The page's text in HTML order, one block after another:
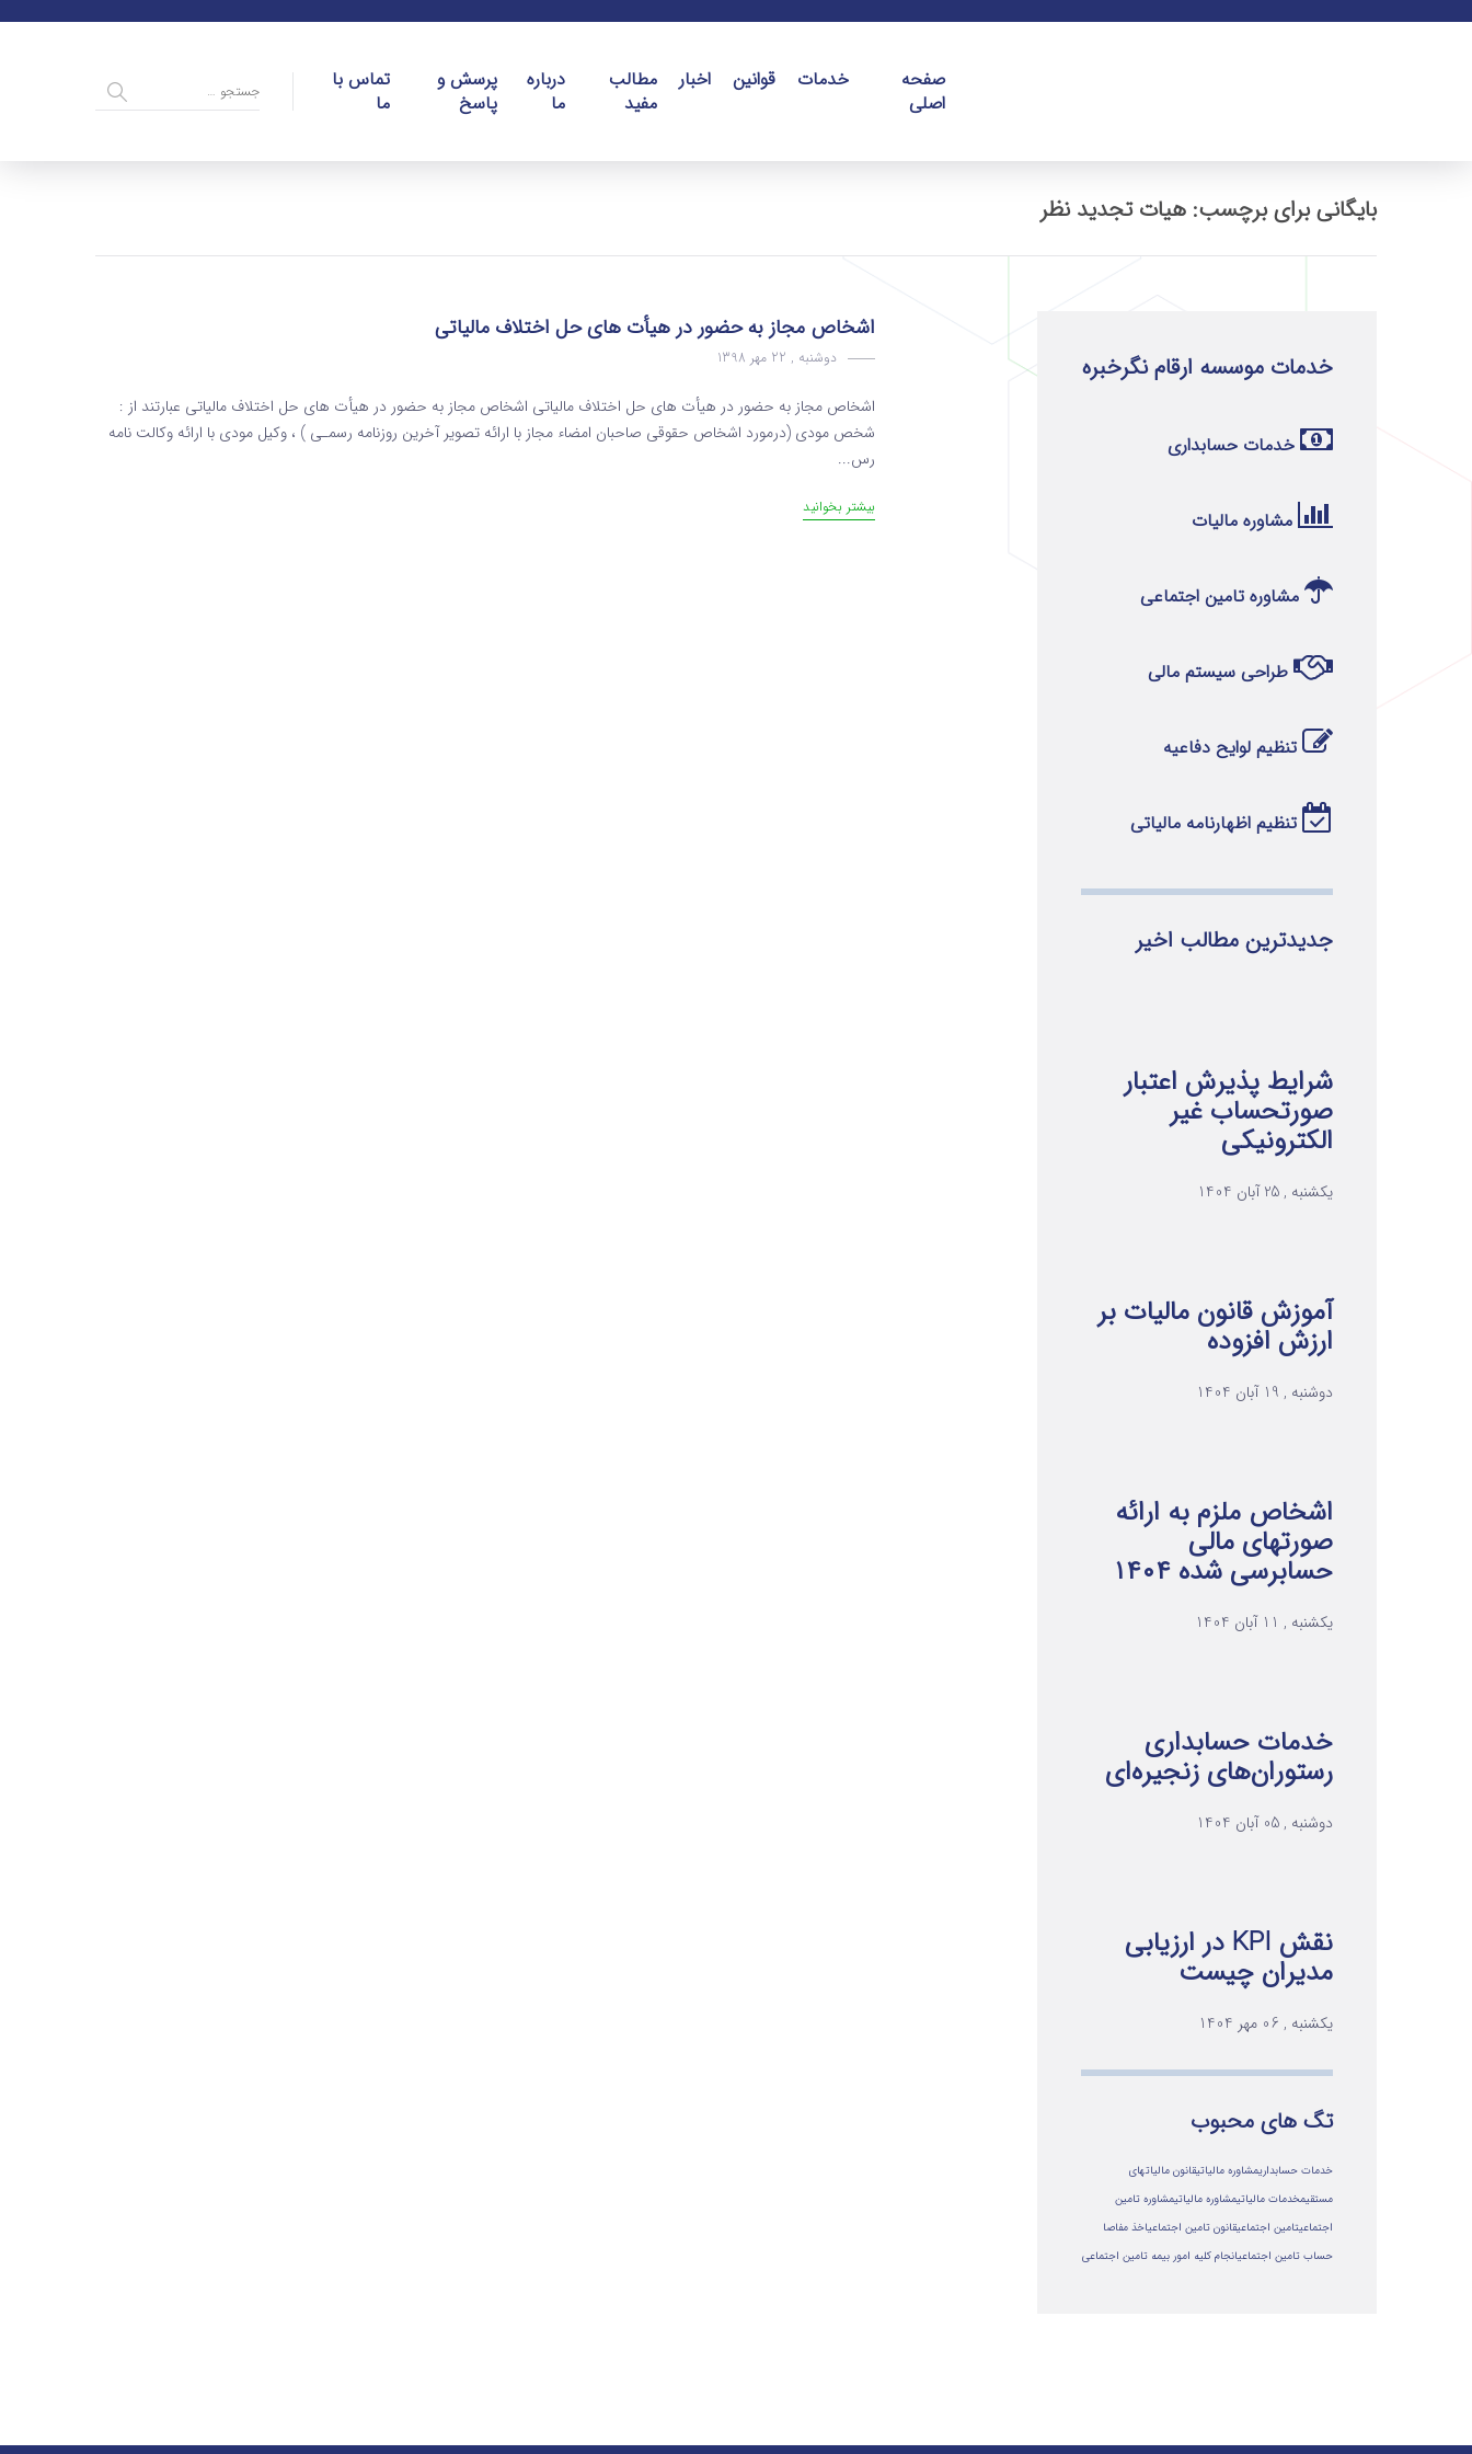
صفحه
اصلی
خدمات قوانین اخبار
مطالب
مفید
درباره
ما
پرسش و
پاسخ
تماس با
ما
بایگانی برای برچسب: هیات تجدید نظر
اشخاص مجاز به حضور در هیأت های حل اختلاف مالیاتی
دوشنبه , 22 مهر 1398
اشخاص مجاز به حضور در هیأت های حل اختلاف مالیاتی اشخاص مجاز به حضور در هیأت های حل اختلاف مالیاتی عبارتند از :
شخص مودی (درمورد اشخاص حقوقی صاحبان امضاء مجاز با ارائه تصویر آخرین روزنامه رسمـی ) ، وکیل مودی با ارائه وکالت نامه
رس...
بیشتر بخوانید
خدمات موسسه ارقام نگرخبره
خدمات حسابداری
مشاوره مالیات
مشاوره تامین اجتماعی
طراحی سیستم مالی
تنظیم لوایح دفاعیه
تنظیم اظهارنامه مالیاتی
جدیدترین مطالب اخیر
شرایط پذیرش اعتبار
صورتحساب غیر
الکترونیکی
یکشنبه , 25 آبان 1404
آموزش قانون مالیات بر
ارزش افزوده
دوشنبه , 19 آبان 1404
اشخاص ملزم به ارائه
صورتهای مالی
حسابرسی شده ۱۴۰۴
یکشنبه , 11 آبان 1404
خدمات حسابداری
رستوران‌های زنجیره‌ای
دوشنبه , 05 آبان 1404
نقش KPI در ارزیابی
مدیران چیست
یکشنبه , 06 مهر 1404
تگ های محبوب
خدمات حسابداریمشاوره مالیاتیقانون مالیاتهای
مستقیمخدمات مالیاتیمشاوره مالياتيمشاوره تامین
اجتماعیتامین اجتماعیقانون تامین اجتماعیاخذ مفاصا
حساب تامین اجتماعیانجام کلیه امور بیمه تامین اجتماعی